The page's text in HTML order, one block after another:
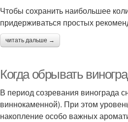
Чтобы сохранить наибольшее
придерживаться простых
читать дальше →
Когда обрывать
В период созревания винограда
виннокаменной). При этом
накопление особо важных